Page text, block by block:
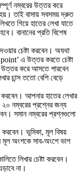
নম্বরের উত্তর করে
তাই বাসায় সবসময় দ্রুত
গিয়ে হাতের লেখা যাতে
বানানের প্রতি বিশেষ
চেষ্টা করবেন। অযথা
এ উত্তর করতে চেষ্টা
উত্তর করে আসতে পারবেন
চান্স ততো বেশি বেড়ে
আপনার হাতের লেখার
২০ নম্বরের প্রশ্নের জন্য
সমান নম্বরের প্রশ্নগুলো
করবেন। ভূমিকা, মূল বিষয়
মূল অংশকে সাব-অংশে ভাগ
লিখার চেষ্টা করবেন।
না।